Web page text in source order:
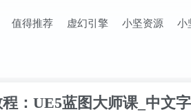
值得推荐 虚幻引擎 小坚资源 小
：UE5蓝图大师课_中文字